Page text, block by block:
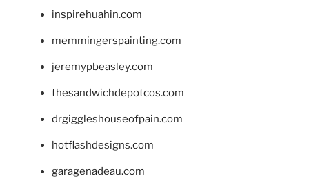
inspirehuahin.com
memmingerspainting.com
jeremypbeasley.com
thesandwichdepotcos.com
drgiggleshouseofpain.com
hotflashdesigns.com
garagenadeau.com